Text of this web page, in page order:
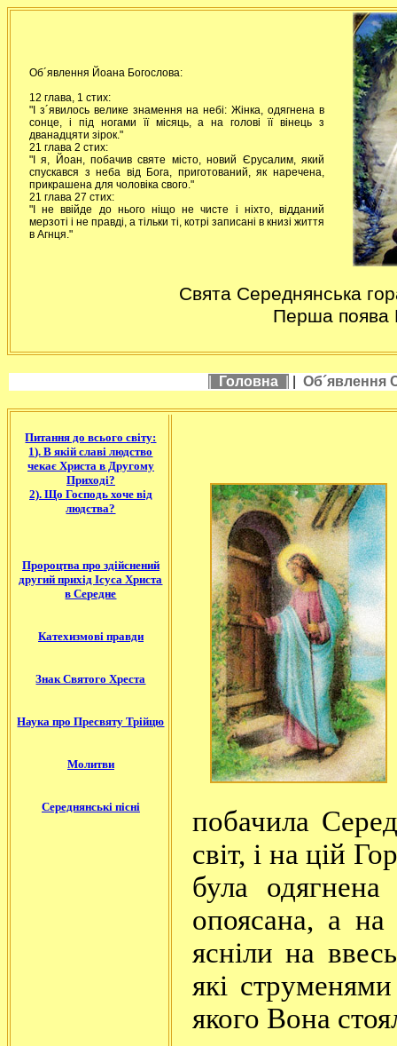
Об´явлення Йоана Богослова:
12 глава, 1 стих:
"І з´явилось велике знамення на небі: Жінка, одягнена в
сонце, і під ногами її місяць, а на голові її вінець з
дванадцяти зірок."
21 глава 2 стих:
"І я, Йоан, побачив святе місто, новий Єрусалим, який
спускався з неба від Бога, приготований, як наречена,
прикрашена для чоловіка свого."
21 глава 27 стих:
"І не ввійде до нього ніщо не чисте і ніхто, відданий
мерзоті і не правді, а тільки ті, котрі записані в книзі життя
в Агнця."
Свята Середнянська
Перша поява
Головна Об´явлення
Питання до всього світу:
1). В якій славі людство
чекає Христа в Другому
Приході?
2). Що Господь хоче від
людства?
Пророцтва про здійснений
другий прихід Ісуса Христа
в Середне
Катехизмові правди
Знак Святого Хреста
Наука про Пресвяту Трійцю
Молитви
Середнянські пісні
побачила
світ, і на цій
була
опоясана, а на
ясніли на
які
якого Вона